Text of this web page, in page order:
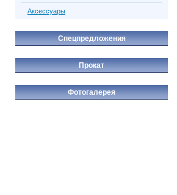
Аксессуары
Спецпредложения
Прокат
Фотогалерея